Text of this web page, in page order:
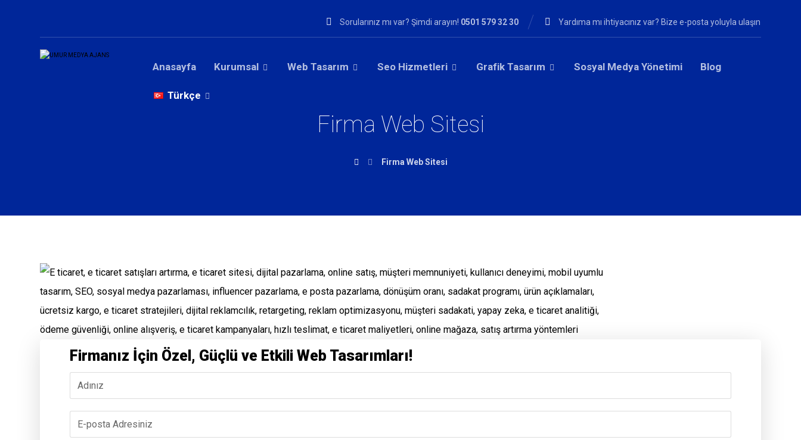
Yardıma mı ihtiyacınız var? Bize e-posta yoluyla ulaşın
Sorularınız mı var? Şimdi arayın! 0501 579 32 30
Anasayfa Kurumsal Web Tasarım Seo Hizmetleri Grafik Tasarım Sosyal Medya Yönetimi Blog
Türkçe
Firma Web Sitesi
Firma Web Sitesi
Firmanız İçin Özel, Güçlü ve Etkili Web Tasarımları!